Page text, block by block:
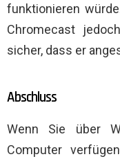
funktionieren
Chromecast
sicher, dass er
Abschluss
Wenn Sie über
Computer